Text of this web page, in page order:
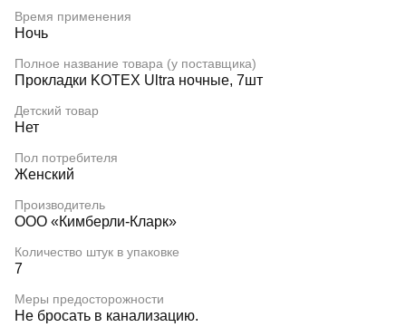
Время применения
Ночь
Полное название товара (у поставщика)
Прокладки KOTEX Ultra ночные, 7шт
Детский товар
Нет
Пол потребителя
Женский
Производитель
ООО «Кимберли-Кларк»
Количество штук в упаковке
7
Меры предосторожности
Не бросать в канализацию.